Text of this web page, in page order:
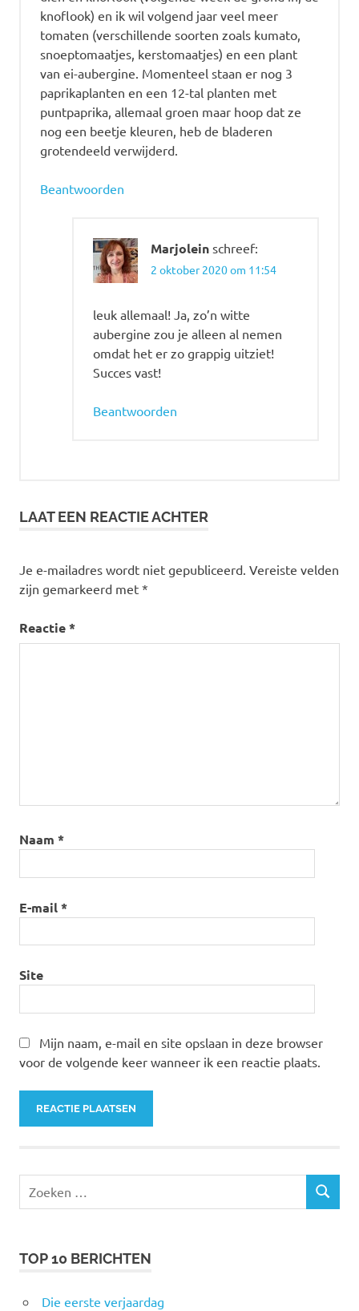
knoflook) en ik wil volgend jaar veel meer
tomaten (verschillende soorten zoals kumato,
snoeptomaatjes, kerstomaatjes) en een plant
van ei-aubergine. Momenteel staan er nog 3
paprikaplanten en een 12-tal planten met
puntpaprika, allemaal groen maar hoop dat ze
nog een beetje kleuren, heb de bladeren
grotendeeld verwijderd.
Beantwoorden
Marjolein schreef:
2 oktober 2020 om 11:54
leuk allemaal! Ja, zo’n witte
aubergine zou je alleen al nemen
omdat het er zo grappig uitziet!
Succes vast!
Beantwoorden
LAAT EEN REACTIE ACHTER
Je e-mailadres wordt niet gepubliceerd. Vereiste velden
zijn gemarkeerd met *
Reactie*
Naam *
E-mail*
Site
Mijn naam, e-mail en site opslaan in deze browser
voor de volgende keer wanneer ik een reactie plaats.
naar:
ZOEKEN
TOP 10 BERICHTEN
Die eerste verjaardag